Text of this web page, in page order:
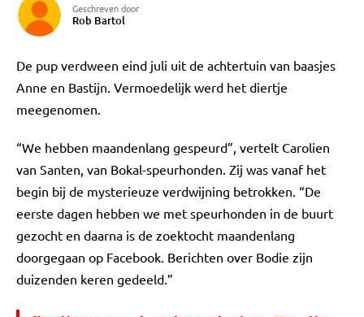
Geschreven door
Rob Bartol
De pup verdween eind juli uit de achtertuin van baasjes
Anne en Bastijn. Vermoedelijk werd het diertje
meegenomen.
“We hebben maandenlang gespeurd”, vertelt Carolien
van Santen, van Bokal-speurhonden. Zij was vanaf het
begin bij de mysterieuze verdwijning betrokken. “De
eerste dagen hebben we met speurhonden in de buurt
gezocht en daarna is de zoektocht maandenlang
doorgegaan op Facebook. Berichten over Bodie zijn
duizenden keren gedeeld.”